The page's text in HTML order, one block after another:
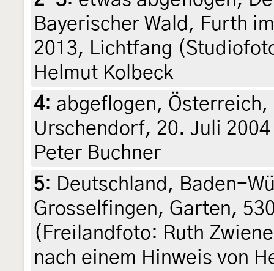
Bayerischer Wald, Furth
2013, Lichtfang
Helmut Kolbeck
4: abgeflogen,
Urschendorf, 20. Juli
Peter Buchner
5: Deutschland, Baden-
Grosselfingen, Garten,
(Freilandfoto: Ruth
nach einem Hinweis von